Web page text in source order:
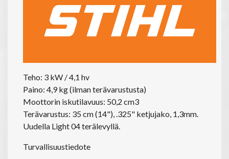
Teho: 3 kW / 4,1 hv
Paino: 4,9 kg (ilman terävarustusta)
Moottorin iskutilavuus: 50,2 cm3
Terävarustus: 35 cm (14"), .325" ketjujako, 1,3mm.
Uudella Light 04 terälevyllä.
Turvallisuustiedote